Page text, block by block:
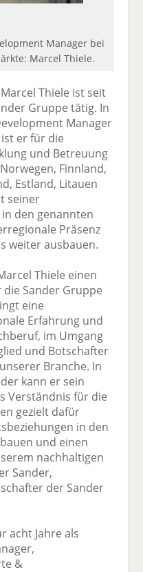
Manager bei
Marcel Thiele.
Thiele ist seit
Gruppe tätig. In
Manager
er für die
und Betreuung
Finnland,
Estland, Litauen
seiner
den genannten
Präsenz
weiter ausbauen.
Thiele einen
Sander Gruppe
eine
Erfahrung und
im Umgang
und Botschafter
Branche. In
kann er sein
Verständnis für die
gezielt dafür
in den
und einen
nachhaltigen
Sander,
der Sander
acht Jahre als
&